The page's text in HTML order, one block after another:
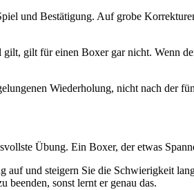
und Bestätigung. Auf grobe
gilt für einen Boxer gar nicht. Wenn
Wiederholung, nicht nach der
Übung. Ein Boxer, der etwas
und steigern Sie die Schwierigkeit
beenden, sonst lernt er genau das.